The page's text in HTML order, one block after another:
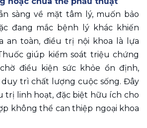
sàng về mặt tâm lý, muốn bảo
đang mắc bệnh lý khác khiến
an toàn, điều trị nội khoa là lựa
giúp kiểm soát triệu chứng
điều kiện sức khỏe ổn định,
trì chất lượng cuộc sống. Đây
trị linh hoạt, đặc biệt hữu ích cho
không thể can thiệp ngoại khoa